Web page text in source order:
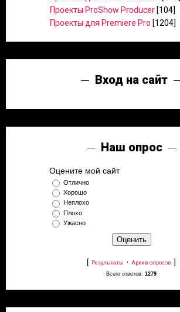
Проекты ProShow Producer [104]
Проекты для Premiere Pro [1204]
Вход на сайт
Наш опрос
Оцените мой сайт
Отлично
Хорошо
Неплохо
Плохо
Ужасно
[ Результаты · Архив опросов ]
Всего ответов: 1279